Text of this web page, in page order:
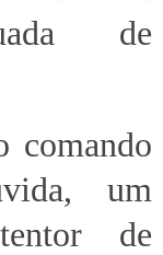
de
comando
um
de